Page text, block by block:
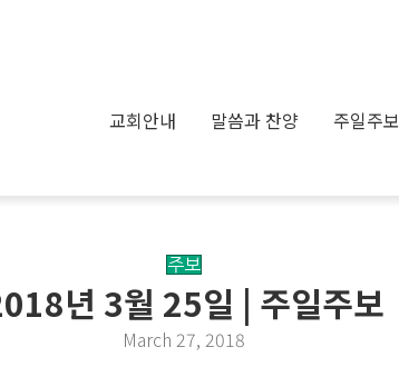
교회안내 말씀과 찬양 주일주보
주보
년 3월 25일 | 주일주보
March 27, 2018